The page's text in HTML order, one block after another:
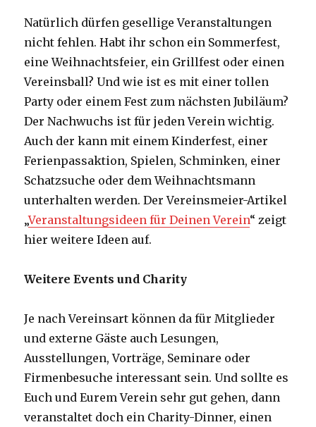
Natürlich dürfen gesellige Veranstaltungen
nicht fehlen. Habt ihr schon ein Sommerfest,
eine Weihnachtsfeier, ein Grillfest oder einen
Vereinsball? Und wie ist es mit einer tollen
Party oder einem Fest zum nächsten Jubiläum?
Der Nachwuchs ist für jeden Verein wichtig.
Auch der kann mit einem Kinderfest, einer
Ferienpassaktion, Spielen, Schminken, einer
Schatzsuche oder dem Weihnachtsmann
unterhalten werden. Der Vereinsmeier-Artikel
„Veranstaltungsideen für Deinen Verein“ zeigt
hier weitere Ideen auf.
Weitere Events und Charity
Je nach Vereinsart können da für Mitglieder
und externe Gäste auch Lesungen,
Ausstellungen, Vorträge, Seminare oder
Firmenbesuche interessant sein. Und sollte es
Euch und Eurem Verein sehr gut gehen, dann
veranstaltet doch ein Charity-Dinner, einen